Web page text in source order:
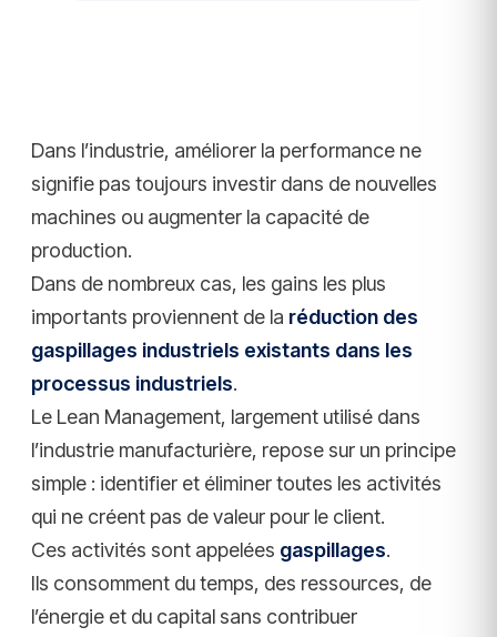
Dans l’industrie, améliorer la performance ne
signifie pas toujours investir dans de nouvelles
machines ou augmenter la capacité de
production.
Dans de nombreux cas, les gains les plus
importants proviennent de la réduction des
gaspillages industriels existants dans les
processus industriels.
Le Lean Management, largement utilisé dans
l’industrie manufacturière, repose sur un principe
simple : identifier et éliminer toutes les activités
qui ne créent pas de valeur pour le client.
Ces activités sont appelées gaspillages.
Ils consomment du temps, des ressources, de
l’énergie et du capital sans contribuer